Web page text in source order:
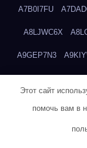
A7B0I7FU
A8LJWC6X
A9GEP7N3
Этот сайт
помочь вам в